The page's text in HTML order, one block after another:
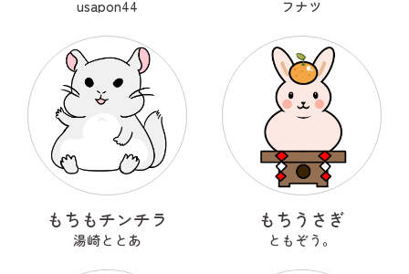
usapon44 フナツ
もちもチンチラ
湯崎ととあ
もちうさぎ
ともぞう。